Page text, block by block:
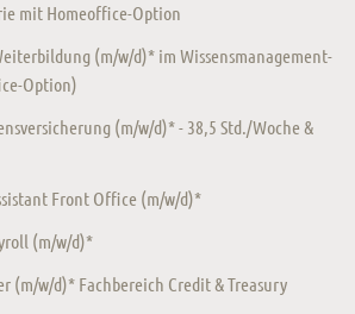
mit Homeoffice-Option
(m/w/d)* im Wissensmanagement-
Option)
(m/w/d)* - 38,5 Std./Woche &
Front Office (m/w/d)*
(m/w/d)*
(m/w/d)* Fachbereich Credit & Treasury